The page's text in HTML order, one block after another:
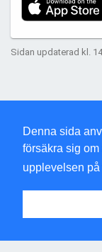
Denna sida
försäkra sig
upplevelsen
Sidan updaterad kl.